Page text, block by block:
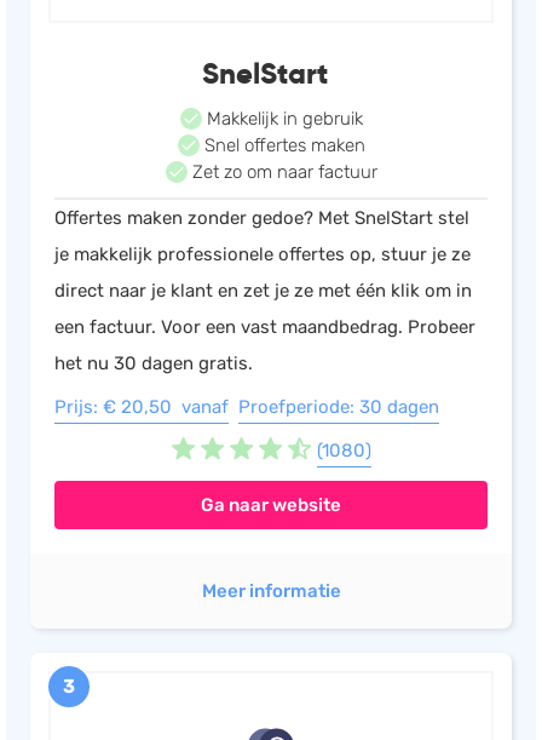
SnelStart
Makkelijk in gebruik
Snel offertes maken
Zet zo om naar factuur
Offertes maken zonder gedoe? Met SnelStart stel
je makkelijk professionele offertes op, stuur je ze
direct naar je klant en zet je ze met één klik om in
een factuur. Voor een vast maandbedrag. Probeer
het nu 30 dagen gratis.
Prijs: € 20,50 vanaf Proefperiode: 30 dagen
(1080)
Ga naar website
Meer informatie
3